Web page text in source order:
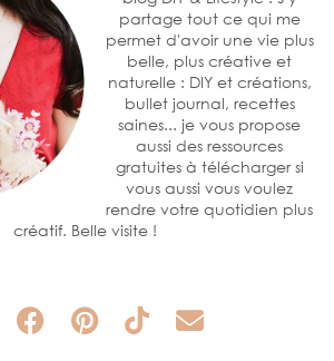
partage tout ce qui me
permet d'avoir une vie plus
belle, plus créative et
naturelle : DIY et créations,
bullet journal, recettes
saines... je vous propose
aussi des ressources
gratuites à télécharger si
vous aussi vous voulez
rendre votre quotidien plus
créatif. Belle visite !